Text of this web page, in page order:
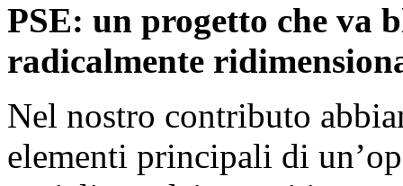
PSE: un progetto che va
radicalmente
Nel nostro contributo
elementi principali di